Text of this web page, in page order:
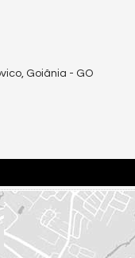
Goiânia - GO